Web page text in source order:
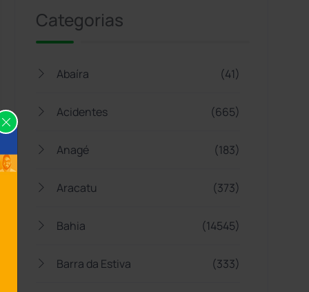
Categorias
Abaíra (41)
Acidentes (665)
Anagé (183)
Aracatu (373)
Bahia (14545)
Barra da Estiva (333)